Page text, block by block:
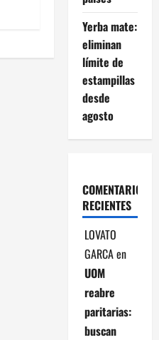
Yerba mate:
eliminan
límite de
estampillas
desde
agosto
COMENTARIOS
RECIENTES
LOVATO
GARCAen
UOM
reabre
paritarias:
buscan